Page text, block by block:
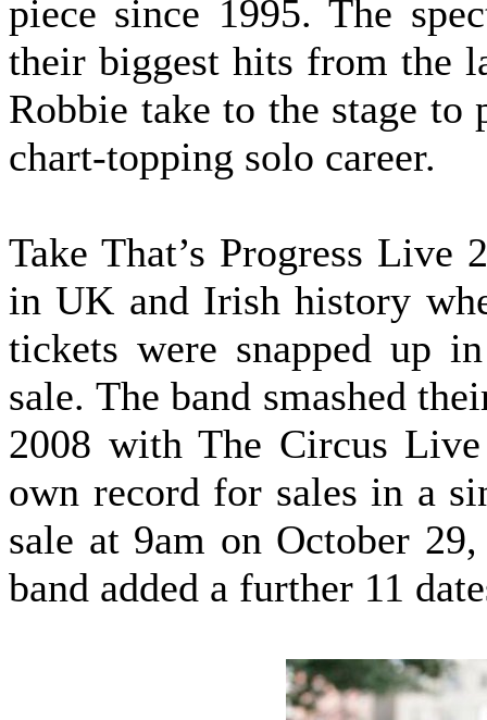
piece since 1995. The
their biggest hits from the
Robbie take to the stage
chart-topping solo career.
Take That’s Progress Live
in UK and Irish history
tickets were snapped up
sale. The band smashed
2008 with The Circus
own record for sales in a
sale at 9am on October
band added a further 11